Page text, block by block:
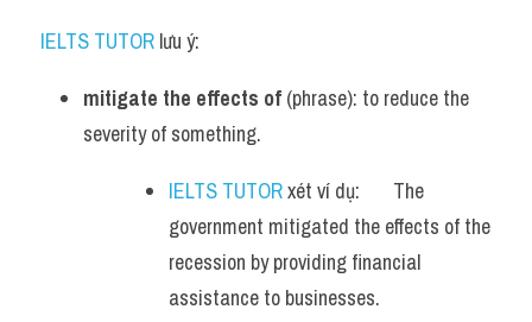
IELTS TUTOR lưu ý:
mitigate the effects of (phrase): to reduce the
severity of something.
IELTS TUTOR xét ví dụ:       The
government mitigated the effects of the
recession by providing financial
assistance to businesses.